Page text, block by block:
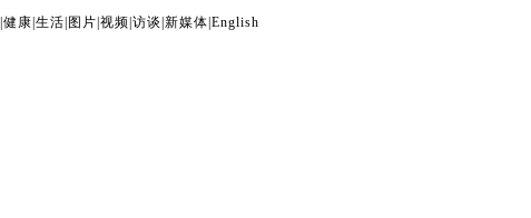
健康 生活 图片 视频 访谈 新媒体 English